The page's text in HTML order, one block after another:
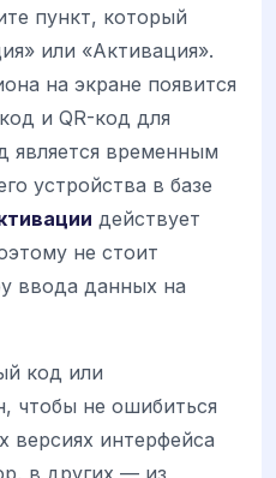
пункт, который
или «Активация».
на экране появится
и QR-код для
является временным
устройства в базе
действует
не стоит
ввода данных на
код или
чтобы не ошибиться
версиях интерфейса